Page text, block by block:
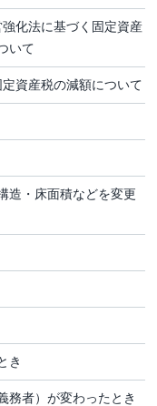
強化法に基づく固定資産
いて
資産税の減額について
造・床面積などを変更
き
務者）が変わったとき